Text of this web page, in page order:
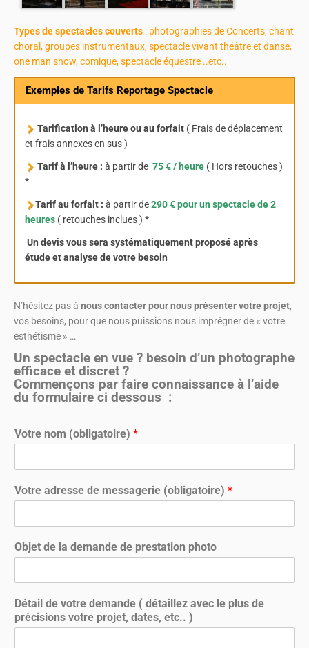
Types de spectacles couverts : photographies de Concerts, chant
choral, groupes instrumentaux, spectacle vivant théâtre et danse,
one man show, comique, spectacle équestre ..etc..
Exemples de Tarifs Reportage Spectacle
Tarification à l’heure ou au forfait ( Frais de déplacement
et frais annexes en sus )
Tarif à l’heure : à partir de 75 € / heure ( Hors retouches )
*
Tarif au forfait : à partir de290 € pour un spectacle de 2
heures ( retouches inclues ) *
Un devis vous sera systématiquement proposé après
étude et analyse de votre besoin
N’hésitez pas à nous contacter pour nous présenter votre projet,
vos besoins, pour que nous puissions nous imprégner de « votre
esthétisme » …
Un spectacle en vue ? besoin d’un photographe
efficace et discret ?
Commençons par faire connaissance à l’aide
du formulaire ci dessous :
Votre nom (obligatoire) *
Votre adresse de messagerie (obligatoire) *
Objet de la demande de prestation photo
Détail de votre demande ( détaillez avec le plus de
précisions votre projet, dates, etc.. )